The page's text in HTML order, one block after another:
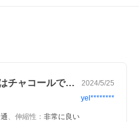
二回目の購入です。前回はチャコールでし… 2024/5/25
yel********
、 伸縮性 ： 非常に良い